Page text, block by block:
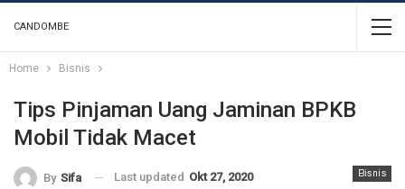
CANDOMBE
Home Bisnis
Tips Pinjaman Uang Jaminan BPKB
Mobil Tidak Macet
Bisnis
By Sifa Last updated Okt 27, 2020